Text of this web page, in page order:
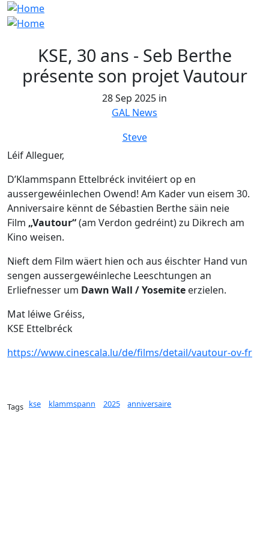
KSE, 30 ans - Seb Berthe
présente son projet Vautour
28 Sep 2025 in
GAL News
Steve
Léif Alleguer,
D’Klammspann Ettelbréck invitéiert op en
aussergewéinlechen Owend! Am Kader vun eisem 30.
Anniversaire kënnt de Sébastien Berthe säin neie
Film „Vautour“(am Verdon gedréint) zu Dikrech am
Kino weisen.
Nieft dem Film wäert hien och aus éischter Hand vun
sengen aussergewéinleche Leeschtungen an
Erliefnesser um Dawn Wall / Yosemite erzielen.
Mat léiwe Gréiss,
KSE Ettelbréck
https://www.cinescala.lu/de/films/detail/vautour-ov-fr
Tags kse klammspann 2025 anniversaire